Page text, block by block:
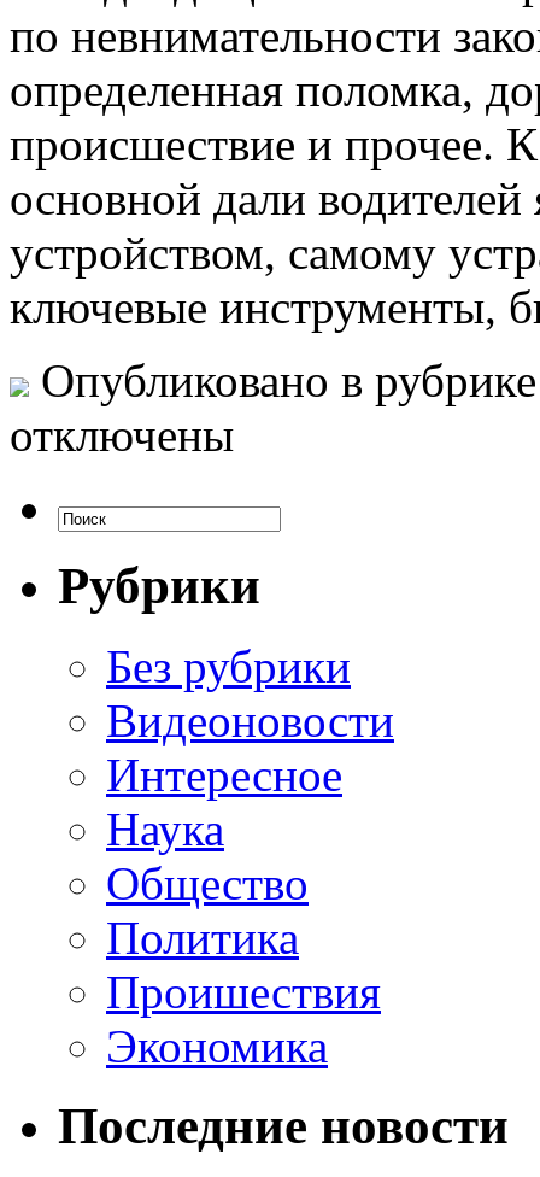
по невнимательности
определенная поломка,
происшествие и прочее.
основной дали
устройством, самому
ключевые инструменты,
Опубликовано в
отключены
Рубрики
Без рубрики
Видеоновости
Интересное
Наука
Общество
Политика
Проишествия
Экономика
Последние новости